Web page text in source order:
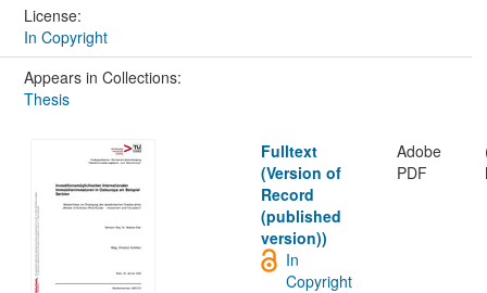
License:
In Copyright
Appears in Collections:
Thesis
Fulltext
(Version of
Record
(published
version))
Adobe
PDF
In
Copyright